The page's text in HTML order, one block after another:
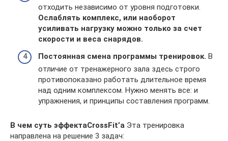
отходить независимо от уровня подготовки.
Ослаблять комплекс, или наоборот
усиливать нагрузку можно только за счет
скорости и веса снарядов.
Постоянная смена программы тренировок. В
отличие от тренажерного зала здесь строго
противопоказано работать длительное время
над одним комплексом. Нужно менять все: и
упражнения, и принципы составления программ.
В чем суть эффектаCrossFit’а Эта тренировка
направлена на решение 3 задач: